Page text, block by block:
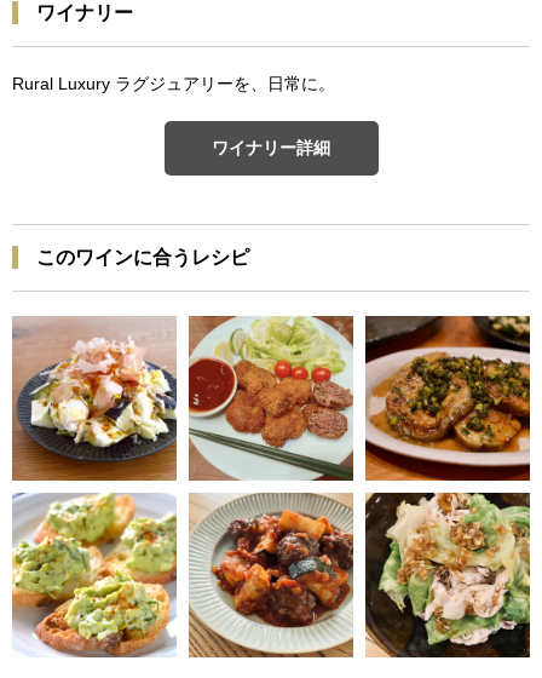
ワイナリー
Rural Luxury ラグジュアリーを、日常に。
ワイナリー詳細
このワインに合うレシピ